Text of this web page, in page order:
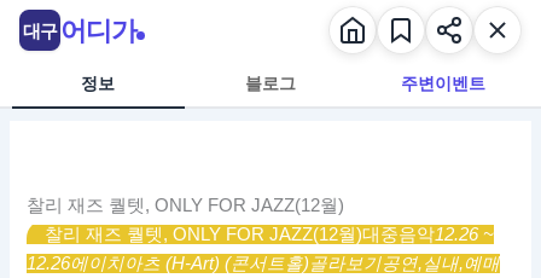
정보 블로그 주변이벤트
찰리 재즈 퀄텟, ONLY FOR JAZZ(12월)
찰리 재즈 퀄텟, ONLY FOR JAZZ(12월)대중음악12.26 ~
12.26에이치아츠 (H-Art) (콘서트홀)골라보기공연,실내,예매
대구 어디가